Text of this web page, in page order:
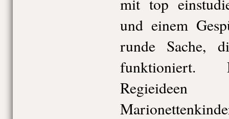
und einem
runde Sache,
funktioniert.